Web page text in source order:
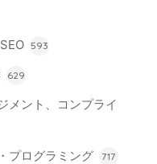
593
629
メント、コンプライ
プログラミング 717